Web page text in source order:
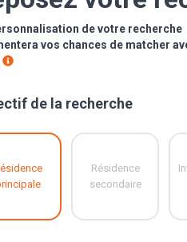
de votre recherche
vos chances de matcher
de la recherche
Résidence
secondaire